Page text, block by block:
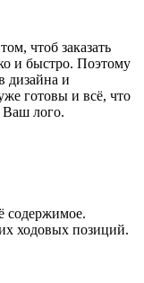
чтоб заказать
и быстро. Поэтому
дизайна и
готовы и всё, что
Ваш лого.
содержимое.
ходовых позиций.